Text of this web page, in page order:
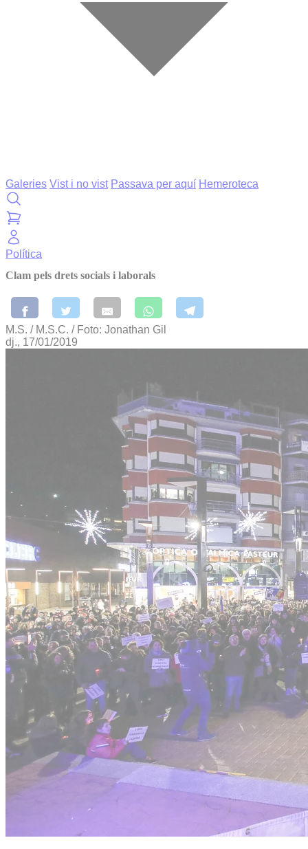
Galeries Vist i no vist Passava per aquí Hemeroteca
Política
Clam pels drets socials i laborals
M.S. / M.S.C. / Foto: Jonathan Gil
dj., 17/01/2019